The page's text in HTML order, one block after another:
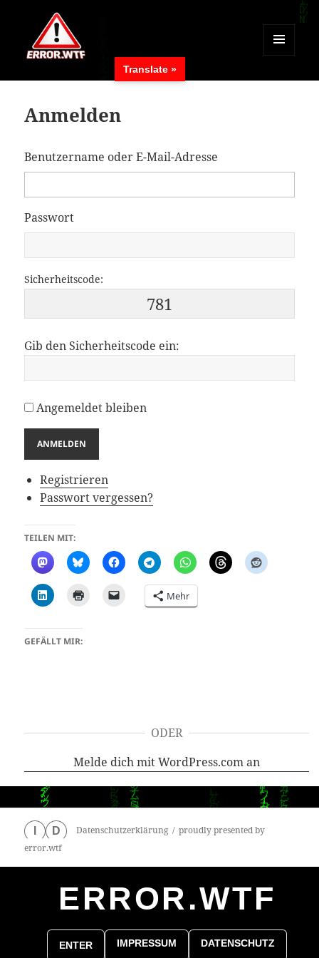
MENÜ
WIDGETS
Anmelden
Benutzername oder E-Mail-Adresse
Passwort
ODER
Melde dich mit WordPress.com an
Sicherheitscode:
781
Gib den Sicherheitscode ein:
Angemeldet bleiben
ANMELDEN
Registrieren
Passwort vergessen?
TEILEN MIT:
Mehr
GEFÄLLT MIR:
D Datenschutzerklärung
proudly presented by
error.wtf
ERROR.WTF
ENTER IMPRESSUM DATENSCHUTZ
Translate »